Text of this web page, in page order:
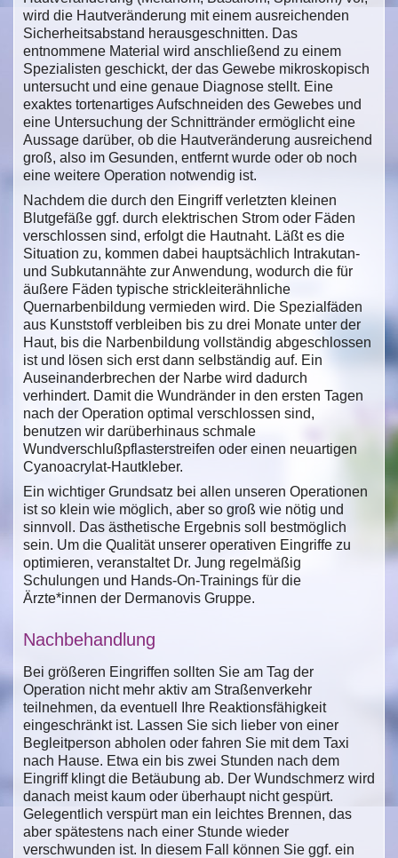
wird die Hautveränderung mit einem ausreichenden
Sicherheitsabstand herausgeschnitten. Das
entnommene Material wird anschließend zu einem
Spezialisten geschickt, der das Gewebe mikroskopisch
untersucht und eine genaue Diagnose stellt. Eine
exaktes tortenartiges Aufschneiden des Gewebes und
eine Untersuchung der Schnittränder ermöglicht eine
Aussage darüber, ob die Hautveränderung ausreichend
groß, also im Gesunden, entfernt wurde oder ob noch
eine weitere Operation notwendig ist.
Nachdem die durch den Eingriff verletzten kleinen
Blutgefäße ggf. durch elektrischen Strom oder Fäden
verschlossen sind, erfolgt die Hautnaht. Läßt es die
Situation zu, kommen dabei hauptsächlich Intrakutan-
und Subkutannähte zur Anwendung, wodurch die für
äußere Fäden typische strickleiterähnliche
Quernarbenbildung vermieden wird. Die Spezialfäden
aus Kunststoff verbleiben bis zu drei Monate unter der
Haut, bis die Narbenbildung vollständig abgeschlossen
ist und lösen sich erst dann selbständig auf. Ein
Auseinanderbrechen der Narbe wird dadurch
verhindert. Damit die Wundränder in den ersten Tagen
nach der Operation optimal verschlossen sind,
benutzen wir darüberhinaus schmale
Wundverschlußpflasterstreifen oder einen neuartigen
Cyanoacrylat-Hautkleber.
Ein wichtiger Grundsatz bei allen unseren Operationen
ist so klein wie möglich, aber so groß wie nötig und
sinnvoll. Das ästhetische Ergebnis soll bestmöglich
sein. Um die Qualität unserer operativen Eingriffe zu
optimieren, veranstaltet Dr. Jung regelmäßig
Schulungen und Hands-On-Trainings für die
Ärzte*innen der Dermanovis Gruppe.
Nachbehandlung
Bei größeren Eingriffen sollten Sie am Tag der
Operation nicht mehr aktiv am Straßenverkehr
teilnehmen, da eventuell Ihre Reaktionsfähigkeit
eingeschränkt ist. Lassen Sie sich lieber von einer
Begleitperson abholen oder fahren Sie mit dem Taxi
nach Hause. Etwa ein bis zwei Stunden nach dem
Eingriff klingt die Betäubung ab. Der Wundschmerz wird
danach meist kaum oder überhaupt nicht gespürt.
Gelegentlich verspürt man ein leichtes Brennen, das
aber spätestens nach einer Stunde wieder
verschwunden ist. In diesem Fall können Sie ggf. ein